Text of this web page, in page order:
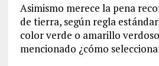
Asimismo merece la pena
de tierra, según regla
color verde o amarillo
mencionado ¿cómo